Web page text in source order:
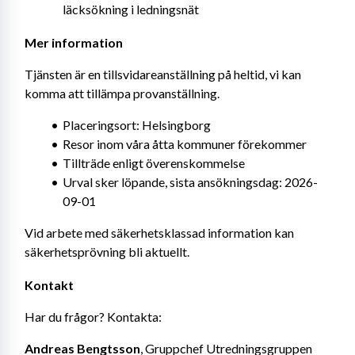
läcksökning i ledningsnät
Mer information
Tjänsten är en tillsvidareanställning på heltid, vi kan
komma att tillämpa provanställning.
Placeringsort: Helsingborg
Resor inom våra åtta kommuner förekommer
Tillträde enligt överenskommelse
Urval sker löpande, sista ansökningsdag: 2026-
09-01
Vid arbete med säkerhetsklassad information kan
säkerhetsprövning bli aktuellt.
Kontakt
Har du frågor? Kontakta:
Andreas Bengtsson, Gruppchef Utredningsgruppen